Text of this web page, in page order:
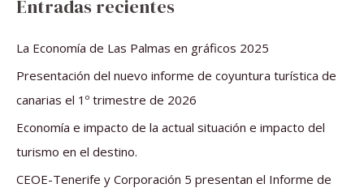
a
r
Entradas recientes
La Economía de Las Palmas en gráficos 2025
Presentación del nuevo informe de coyuntura turística de
canarias el 1º trimestre de 2026
Economía e impacto de la actual situación e impacto del
turismo en el destino.
CEOE-Tenerife y Corporación 5 presentan el Informe de